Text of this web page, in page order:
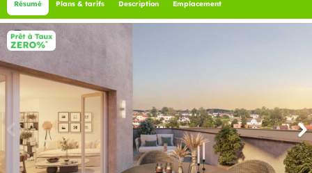
Résumé Plans & tarifs Description Emplacement
1